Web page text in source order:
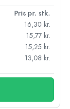
Pris pr. stk.
16,30 kr.
15,77 kr.
15,25 kr.
13,08 kr.